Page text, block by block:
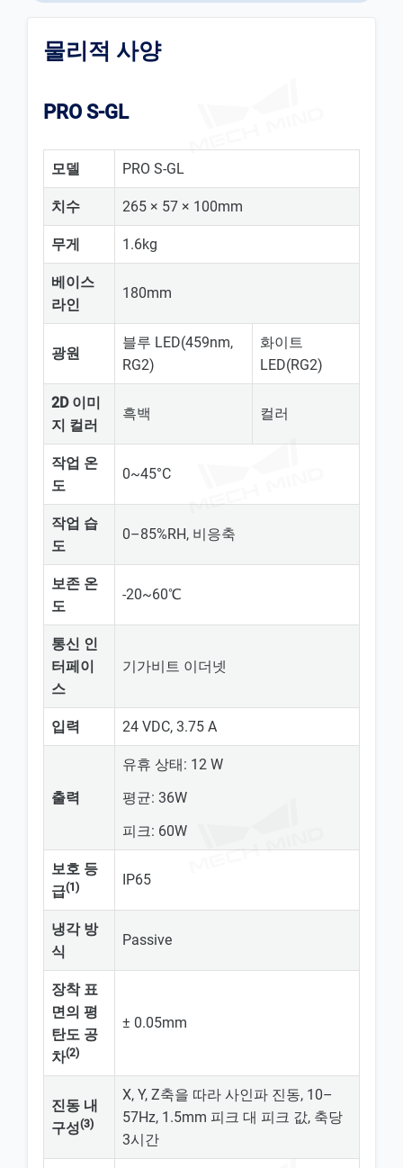
물리적 사양
PRO S-GL
모델 PRO S-GL
치수 265 × 57 × 100mm
무게 1.6kg
베이스
라인
180mm
광원
블루 LED(459nm,
RG2)
화이트
LED(RG2)
2D 이미
지 컬러
흑백 컬러
작업 온
도
0~45°C
작업 습
도
0–85%RH, 비응축
보존 온
도
-20~60℃
통신 인
터페이
스
기가비트 이더넷
입력 24 VDC, 3.75 A
출력
유휴 상태: 12 W
평균: 36W
피크: 60W
보호 등
급(1) IP65
냉각 방
식
Passive
장착 표
면의 평
탄도 공
차(2)
± 0.05mm
진동 내
구성(3)
X, Y, Z축을 따라 사인파 진동, 10–
57Hz, 1.5mm 피크 대 피크 값, 축당
3시간